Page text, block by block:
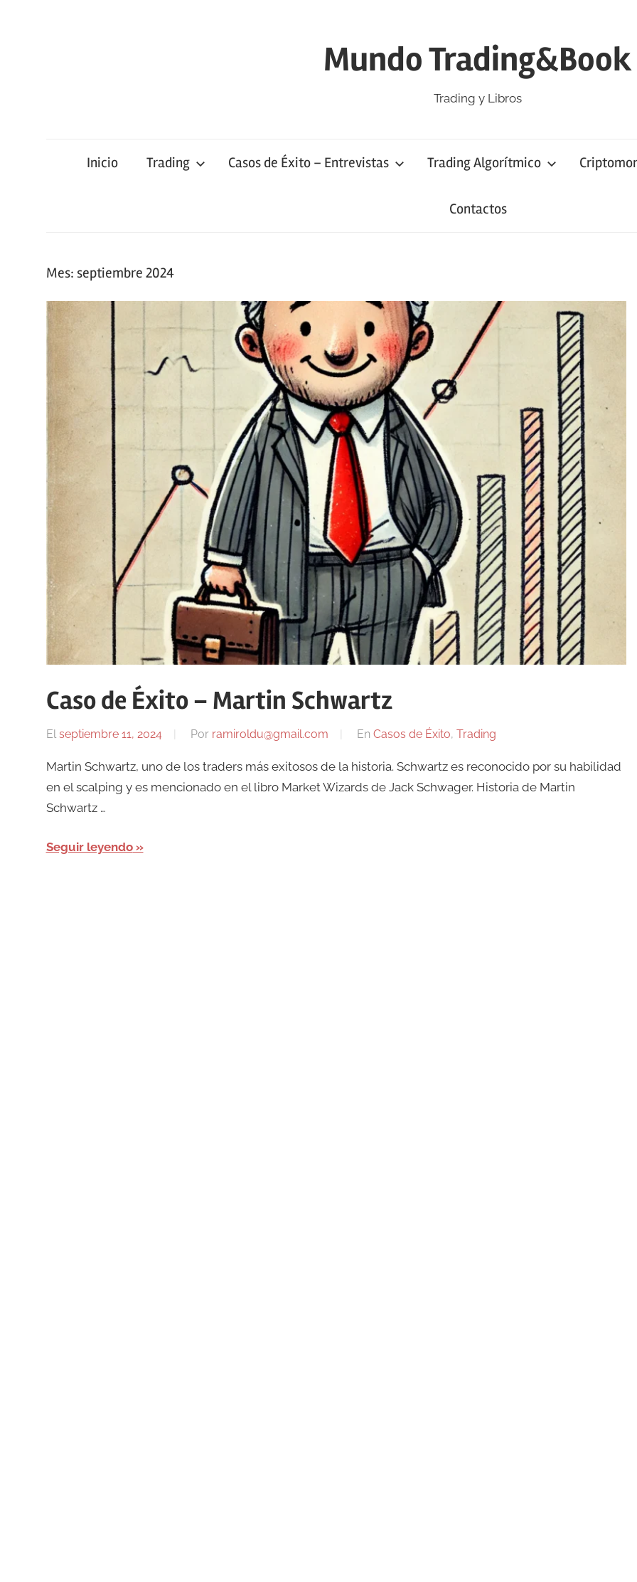
Mundo Trading&Book
Trading y Libros
Inicio Trading Casos de Éxito – Entrevistas Trading Algorítmico
Contactos
Mes: septiembre 2024
Caso de Éxito – Martin Schwartz
Elseptiembre 11, 2024 Por ramiroldu@gmail.com En Casos de Éxito, Trading
Martin Schwartz, uno de los traders más exitosos de la historia. Schwartz es reconocido por su habilidad
en el scalping y es mencionado en el libro Market Wizards de Jack Schwager. Historia de Martin
Schwartz …
Seguir leyendo